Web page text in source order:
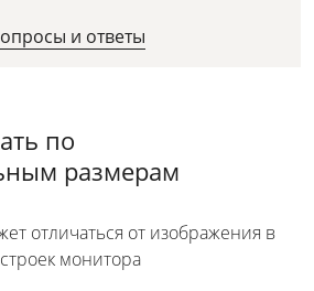
и ответы
по
размерам
отличаться от изображения в
монитора